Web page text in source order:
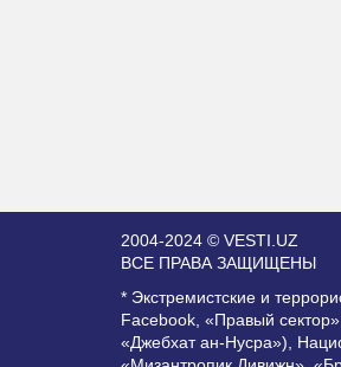
2004-2024 © VESTI.UZ
ВСЕ ПРАВА ЗАЩИЩЕНЫ
* Экстремистские и
Facebook, «Правый
«Джебхат ан-Нусра»),